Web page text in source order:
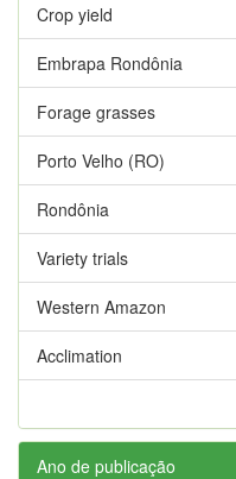
Crop yield
Embrapa Rondônia
Forage grasses
Porto Velho (RO)
Rondônia
Variety trials
Western Amazon
Acclimation
Ano de publicação